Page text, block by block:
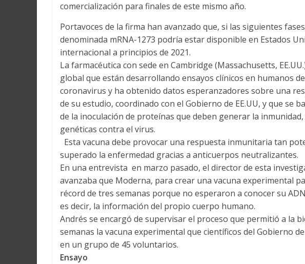
comercialización para finales de este mismo año.
Portavoces de la firma han avanzado que, si las siguientes
denominada mRNA-1273 podría estar disponible en Estados
internacional a principios de 2021.
La farmacéutica con sede en Cambridge (Massachusetts,
global que están desarrollando ensayos clínicos en humanos
coronavirus y ha obtenido datos esperanzadores sobre una
de su estudio, coordinado con el Gobierno de EE.UU, y que se
de la inoculación de proteínas que deben generar la
genéticas contra el virus.
Esta vacuna debe provocar una respuesta inmunitaria tan
superado la enfermedad gracias a anticuerpos neutralizantes.
En una entrevista en marzo pasado, el director de esta
avanzaba que Moderna, para crear una vacuna experimental
récord de tres semanas porque no esperaron a conocer su
es decir, la información del propio cuerpo humano.
Andrés se encargó de supervisar el proceso que permitió a la
semanas la vacuna experimental que científicos del Gobierno
en un grupo de 45 voluntarios.
Ensayo